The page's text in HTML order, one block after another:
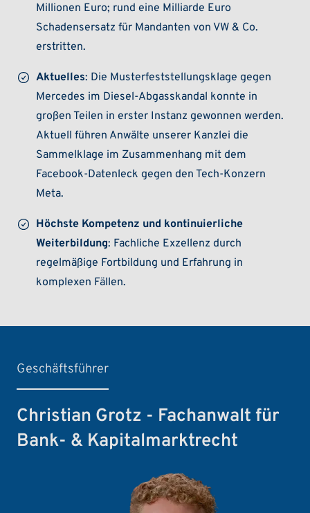
Millionen Euro; rund eine Milliarde Euro
Schadensersatz für Mandanten von VW & Co.
erstritten.
Aktuelles: Die Musterfeststellungsklage gegen
Mercedes im Diesel-Abgasskandal konnte in
großen Teilen in erster Instanz gewonnen werden.
Aktuell führen Anwälte unserer Kanzlei die
Sammelklage im Zusammenhang mit dem
Facebook-Datenleck gegen den Tech-Konzern
Meta.
Höchste Kompetenz und kontinuierliche
Weiterbildung: Fachliche Exzellenz durch
regelmäßige Fortbildung und Erfahrung in
komplexen Fällen.
Geschäftsführer
Christian Grotz - Fachanwalt für
Bank- & Kapitalmarktrecht